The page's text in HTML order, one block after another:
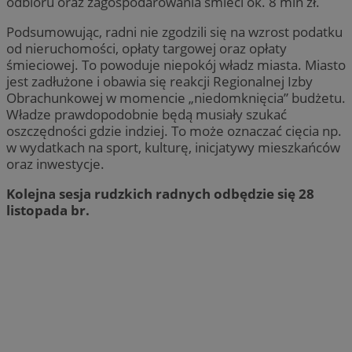
Podsumowując, radni nie zgodzili się na wzrost podatku
od nieruchomości, opłaty targowej oraz opłaty
śmieciowej. To powoduje niepokój władz miasta. Miasto
jest zadłużone i obawia się reakcji Regionalnej Izby
Obrachunkowej w momencie „niedomknięcia” budżetu.
Władze prawdopodobnie będą musiały szukać
oszczędności gdzie indziej. To może oznaczać cięcia np.
w wydatkach na sport, kulturę, inicjatywy mieszkańców
oraz inwestycje.
Kolejna sesja rudzkich radnych odbędzie się 28
listopada br.
QeSessID rudaslaska.com.pl
MvSessID rudaslaska.com.pl 1 rok
msToken .tiktok.com 1 tydzień